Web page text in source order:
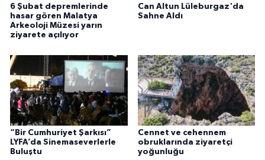
6 Şubat depremlerinde
hasar gören Malatya
Arkeoloji Müzesi yarın
ziyarete açılıyor
Can Altun Lüleburgaz'da
Sahne Aldı
“Bir Cumhuriyet Şarkısı”
LYFA’da Sinemaseverlerle
Buluştu
Cennet ve cehennem
obruklarında ziyaretçi
yoğunluğu